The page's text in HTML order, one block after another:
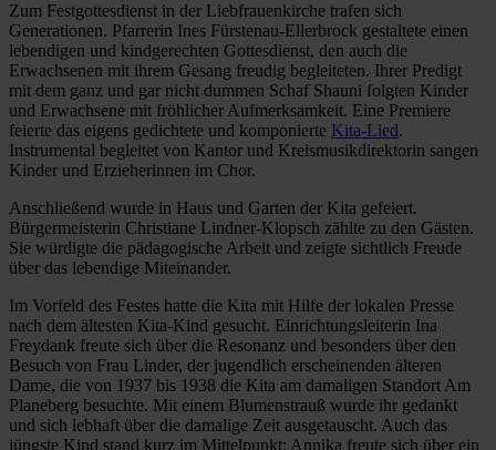
Zum Festgottesdienst in der Liebfrauenkirche trafen sich
Generationen. Pfarrerin Ines Fürstenau-Ellerbrock gestaltete einen
lebendigen und kindgerechten Gottesdienst, den auch die
Erwachsenen mit ihrem Gesang freudig begleiteten. Ihrer Predigt
mit dem ganz und gar nicht dummen Schaf Shauni folgten Kinder
und Erwachsene mit fröhlicher Aufmerksamkeit. Eine Premiere
feierte das eigens gedichtete und komponierte Kita-Lied.
Instrumental begleitet von Kantor und Kreismusikdirektorin sangen
Kinder und Erzieherinnen im Chor.
Anschließend wurde in Haus und Garten der Kita gefeiert.
Bürgermeisterin Christiane Lindner-Klopsch zählte zu den Gästen.
Sie würdigte die pädagogische Arbeit und zeigte sichtlich Freude
über das lebendige Miteinander.
Im Vorfeld des Festes hatte die Kita mit Hilfe der lokalen Presse
nach dem ältesten Kita-Kind gesucht. Einrichtungsleiterin Ina
Freydank freute sich über die Resonanz und besonders über den
Besuch von Frau Linder, der jugendlich erscheinenden älteren
Dame, die von 1937 bis 1938 die Kita am damaligen Standort Am
Planeberg besuchte. Mit einem Blumenstrauß wurde ihr gedankt
und sich lebhaft über die damalige Zeit ausgetauscht. Auch das
jüngste Kind stand kurz im Mittelpunkt: Annika freute sich über ein